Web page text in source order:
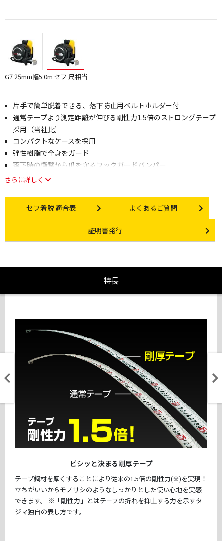
G7 25mm幅5.0m セフ 尺相当
片手で簡単脱着できる、落下防止用ベルトホルダー付
通常テープより測定距離が伸びる剛性力1.5倍のストロングテープ
採用（当社比）
コンパクトなケースを採用
弾性樹脂で全身をガード
落下時の衝撃から爪を守るフックガードバンパー
さらに詳しく
Other link
セフ着脱 適合表 Other link
よくあるご質問
Certificate Issuance
証明書発行
特長
ビシッと決まる剛厚テープ
テープ鋼材を厚くすることにより従来の1.5倍の剛性力(※)を実現！
立ちがいいからモノサシのようなしっかりとした使い心地を実感
できます。 ※「剛性力」とはテープの折れを抑止する力を示すタ
ジマ独自の表し方です。